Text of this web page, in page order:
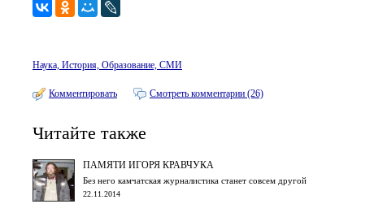
Наука, История, Образование, СМИ
Комментировать Смотреть комментарии (26)
Читайте также
ПАМЯТИ ИГОРЯ КРАВЧУКА
Без него камчатская журналистика станет совсем другой
22.11.2014